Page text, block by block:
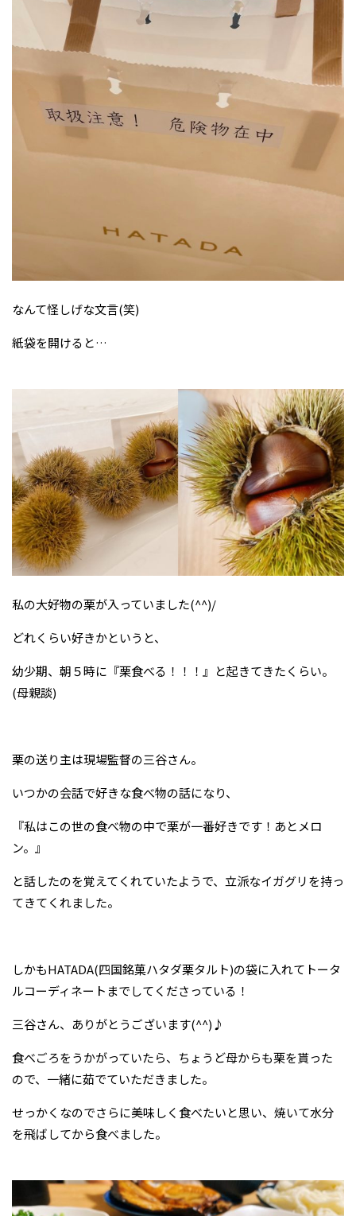
なんて怪しげな文言(笑)
紙袋を開けると…
私の大好物の栗が入っていました(^^)/
どれくらい好きかというと、
幼少期、朝５時に『栗食べる！！！』と起きてきたくらい。
(母親談)
栗の送り主は現場監督の三谷さん。
いつかの会話で好きな食べ物の話になり、
『私はこの世の食べ物の中で栗が一番好きです！あとメロ
ン。』
と話したのを覚えてくれていたようで、立派なイガグリを持っ
てきてくれました。
しかもHATADA(四国銘菓ハタダ栗タルト)の袋に入れてトータ
ルコーディネートまでしてくださっている！
三谷さん、ありがとうございます(^^)♪
食べごろをうかがっていたら、ちょうど母からも栗を貰った
ので、一緒に茹でていただきました。
せっかくなのでさらに美味しく食べたいと思い、焼いて水分
を飛ばしてから食べました。